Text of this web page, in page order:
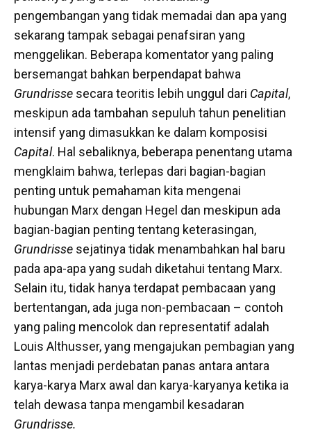
pengembangan yang tidak memadai dan apa yang
sekarang tampak sebagai penafsiran yang
menggelikan. Beberapa komentator yang paling
bersemangat bahkan berpendapat bahwa
Grundrisse secara teoritis lebih unggul dari Capital,
meskipun ada tambahan sepuluh tahun penelitian
intensif yang dimasukkan ke dalam komposisi
Capital. Hal sebaliknya, beberapa penentang utama
mengklaim bahwa, terlepas dari bagian-bagian
penting untuk pemahaman kita mengenai
hubungan Marx dengan Hegel dan meskipun ada
bagian-bagian penting tentang keterasingan,
Grundrisse sejatinya tidak menambahkan hal baru
pada apa-apa yang sudah diketahui tentang Marx.
Selain itu, tidak hanya terdapat pembacaan yang
bertentangan, ada juga non-pembacaan – contoh
yang paling mencolok dan representatif adalah
Louis Althusser, yang mengajukan pembagian yang
lantas menjadi perdebatan panas antara antara
karya-karya Marx awal dan karya-karyanya ketika ia
telah dewasa tanpa mengambil kesadaran
Grundrisse.